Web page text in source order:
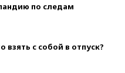
по следам
с собой в отпуск?